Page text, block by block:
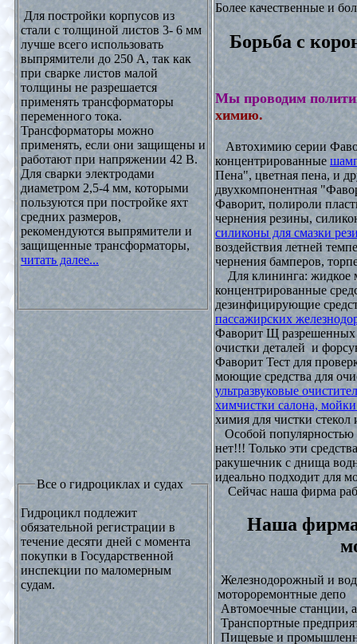
Для постройки корпусов из
стали с толщиной листов 3- 6 мм
лучше всего использовать
выпрямители до 250 А, так как
при сварке листов малой
толщины не разрешается
применять трансформаторы
переменного тока.
Трансформаторы можно
применять, если они защищены и
работают при напряжении 42 В.
Для сварки электродами
диаметром 2,5-4 мм, которыми
пользуются при постройке яхт
средних размеров,
рекомендуются выпрямители и
защищенные трансформаторы,
читать далее...
Все о гидроциклах и судах
Гидроцикл подлежит
обязательной регистрации в
течение десяти дней с момента
покупки в Государственной
инспекции по маломерным
судам.
Более качественные и
Борьба с
Мы проводим
химию.
Автохимию серии
концентрированные
Пена", цветная пена, и
двухкомпонентная
Фаворит, полироли
чернения резины,
силиконы для смазки
воздействия летней
чернения бамперов,
Для клининга: жидкое
концентрированные
дезинфицирующие
пассажирских
Фаворит Щ
очистки деталей и
Фаворит Тест для
моющие средства для
ультразвуковые
химчистки салона,
химия для чистки стекол
Особой популярностью
нет!!! Только эти
ракушечник с днища
идеально подходит для
Сейчас наша фирма
Наша фирма
Железнодорожный и
мотороремонтные депо
Автомоечные станции,
Транспортные
Пищевые и